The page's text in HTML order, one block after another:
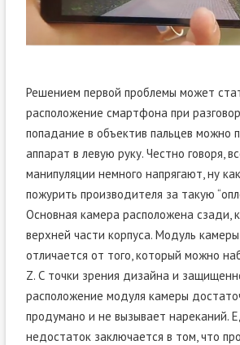
Решением первой проблемы может
расположение смартфона при
попадание в объектив пальцев можно
аппарат в левую руку. Честно говоря,
манипуляции немного напрягают, ну
пожурить производителя за такую
Основная камера расположена сзади,
верхней части корпуса. Модуль
отличается от того, который можно
Z. С точки зрения дизайна и
расположение модуля камеры
продумано и не вызывает нареканий.
недостаток заключается в том, что